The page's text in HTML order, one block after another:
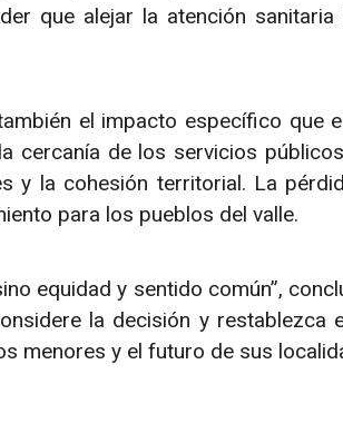
que alejar la atención
el impacto específico que
cercanía de los servicios
y la cohesión territorial. La
para los pueblos del valle.
equidad y sentido común”,
la decisión y restablezca
menores y el futuro de sus